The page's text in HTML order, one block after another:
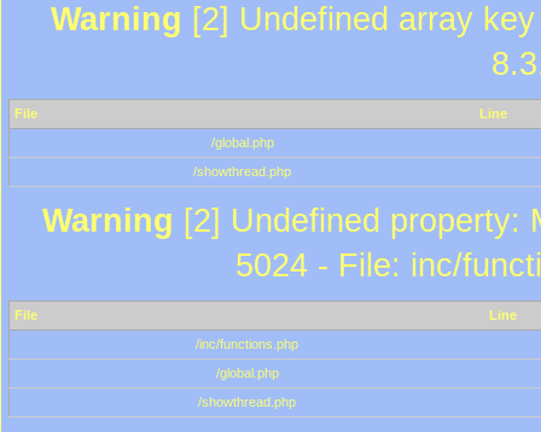
Warning [2] Undefined array
File
Line
/global.php
/showthread.php
Warning [2] Undefined property:
5024 - File: inc/
File
Line
/inc/functions.php
/global.php
/showthread.php